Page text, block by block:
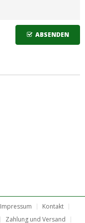
ABSENDEN
Impressum
Kontakt
Zahlung und Versand